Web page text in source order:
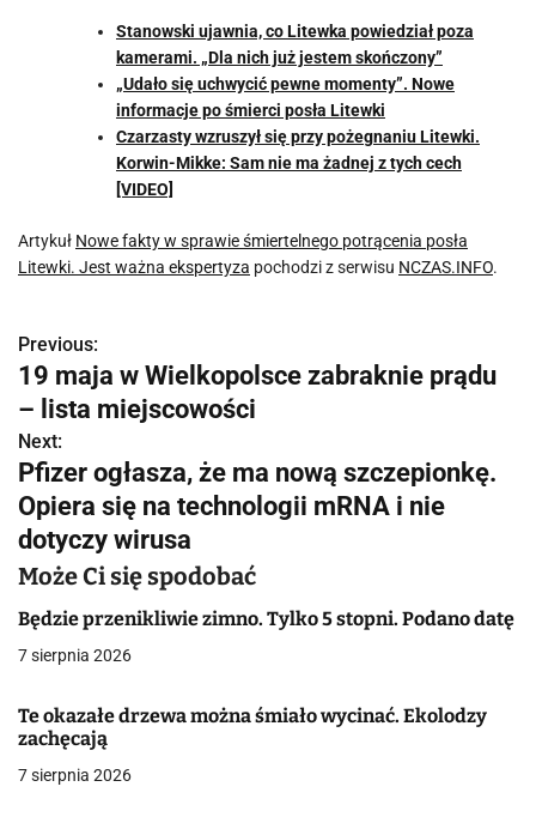
Stanowski ujawnia, co Litewka powiedział poza
kamerami. „Dla nich już jestem skończony”
„Udało się uchwycić pewne momenty”. Nowe
informacje po śmierci posła Litewki
Czarzasty wzruszył się przy pożegnaniu Litewki.
Korwin-Mikke: Sam nie ma żadnej z tych cech
[VIDEO]
Artykuł Nowe fakty w sprawie śmiertelnego potrącenia posła
Litewki. Jest ważna ekspertyza pochodzi z serwisu NCZAS.INFO.
N
w
i
g
a
c
j
a
w
Previous:
19 maja w Wielkopolsce zabraknie prądu
– lista miejscowości
Next:
Pfizer ogłasza, że ma nową szczepionkę.
Opiera się na technologii mRNA i nie
dotyczy wirusa
Może Ci się spodobać
Będzie przenikliwie zimno. Tylko 5 stopni. Podano datę
7 sierpnia 2026
Te okazałe drzewa można śmiało wycinać. Ekolodzy
zachęcają
7 sierpnia 2026